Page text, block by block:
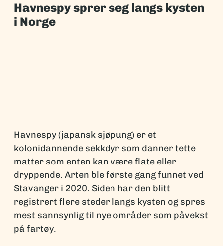
Havnespy sprer seg langs kysten
i Norge
Havnespy (japansk sjøpung) er et
kolonidannende sekkdyr som danner tette
matter som enten kan være flate eller
dryppende. Arten ble første gang funnet ved
Stavanger i 2020. Siden har den blitt
registrert flere steder langs kysten og spres
mest sannsynlig til nye områder som påvekst
på fartøy.